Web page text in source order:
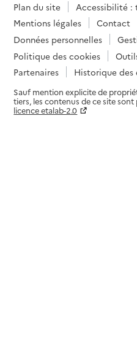
Plan du site
Accessibilité
Mentions légales
Contact
Données personnelles
Politique des cookies
Partenaires
Historique des
Sauf mention explicite de
tiers, les contenus de ce site sont
licence etalab-2.0